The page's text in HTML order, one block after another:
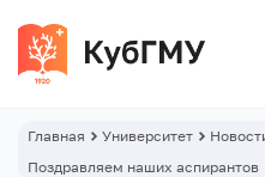
Главная Университет
Поздравляем наших аспирантов